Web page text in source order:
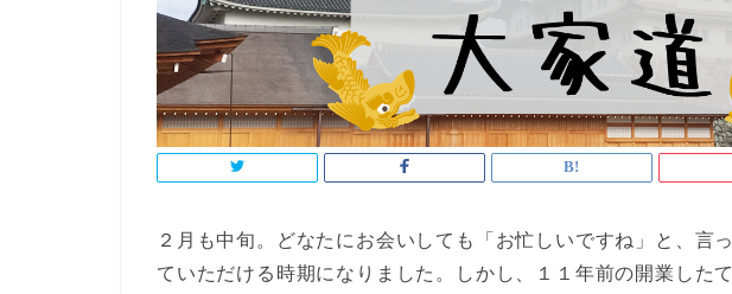
２月も中旬。どなたにお会いしても「お忙しいですね」と、言っ
ていただける時期になりました。しかし、１１年前の開業したて